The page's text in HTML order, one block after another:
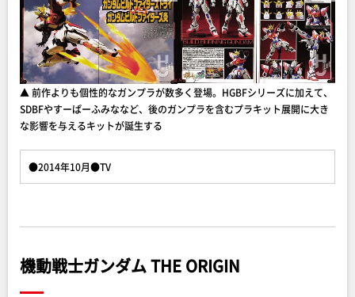
▲ 前作よりも個性的なガンプラが数多く登場。HGBFシリーズに加えて、
SDBFやすーぱーふみななど、後のガンプラを含むプラキット展開に大き
な影響を与えるキットが誕生する
●2014年10月●TV
機動戦士ガンダム THE ORIGIN